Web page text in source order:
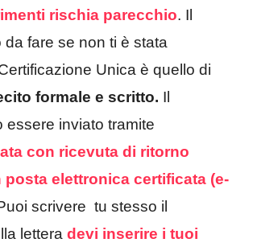
rischia parecchio. Il
da fare se non ti è stata
Unica è quello di
formale e scritto. Il
essere inviato tramite
con ricevuta di ritorno
elettronica certificata (e-
scrivere tu stesso il
lettera devi inserire i tuoi